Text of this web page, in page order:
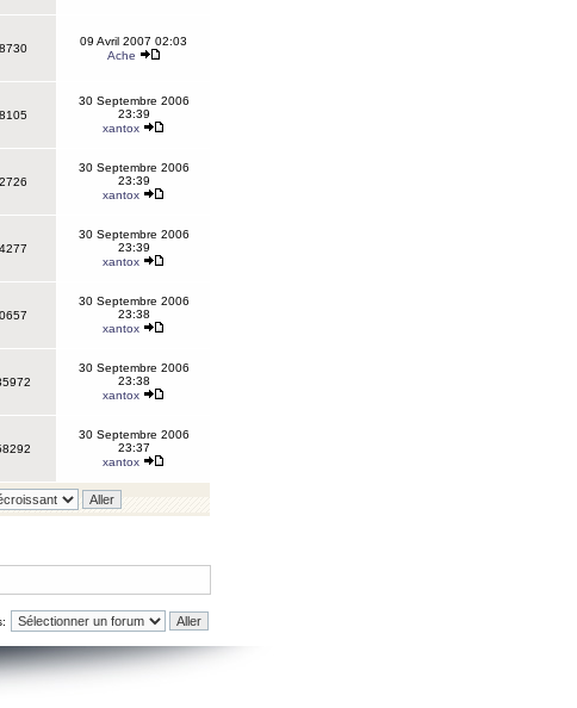
09 Avril 2007 02:03
Ache
30 Septembre 2006
23:39
xantox
30 Septembre 2006
23:39
xantox
30 Septembre 2006
23:39
xantox
30 Septembre 2006
23:38
xantox
30 Septembre 2006
23:38
xantox
30 Septembre 2006
23:37
xantox